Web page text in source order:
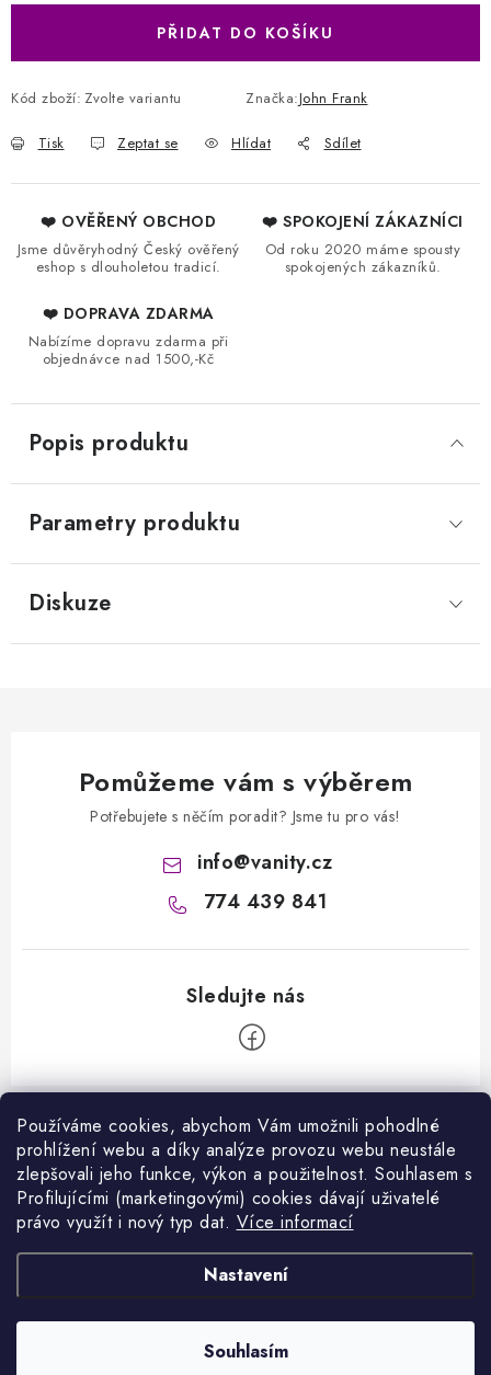
Používáme cookies, abychom Vám umožnili pohodlné
prohlížení webu a díky analýze provozu webu neustále
zlepšovali jeho funkce, výkon a použitelnost. Souhlasem s
Profilujícími (marketingovými) cookies dávají uživatelé
právo využít i nový typ dat. Více informací
Nastavení
Souhlasím
PŘIDAT DO KOŠÍKU
Kód zboží: Zvolte variantu Značka:John Frank
Tisk Zeptat se Hlídat Sdílet
❤️ OVĚŘENÝ OBCHOD
Jsme důvěryhodný Český ověřený
eshop s dlouholetou tradicí.
❤️ SPOKOJENÍ ZÁKAZNÍCI
Od roku 2020 máme spousty
spokojených zákazníků.
❤️ DOPRAVA ZDARMA
Nabízíme dopravu zdarma při
objednávce nad 1500,-Kč
Popis produktu
Parametry produktu
Diskuze
Pomůžeme vám s výběrem
Potřebujete s něčím poradit? Jsme tu pro vás!
info@vanity.cz
774 439 841
Z
Informace pro vás
Kontakty
Jak nakupovat
Podmínky ochrany osobních údajů
Facebook
Přijímáme online platby
Vytvořil Shoptet
Copyright 2026VANITY.cz. Všechna práva vyhrazena.